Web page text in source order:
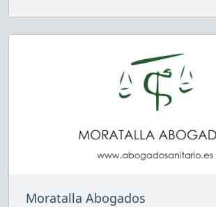
Moratalla Abogados